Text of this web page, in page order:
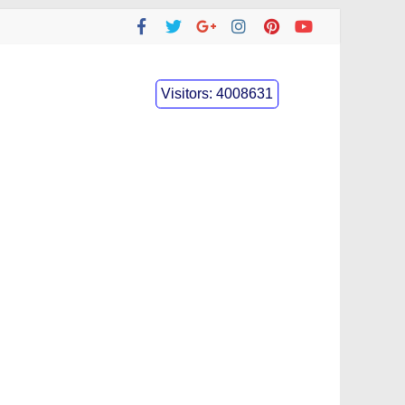
Visitors:4008631